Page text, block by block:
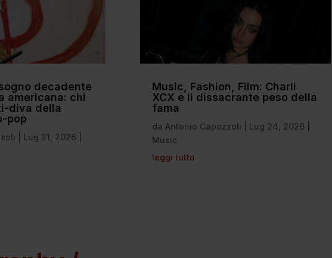
decadente
americana: chi
diva della
pop
Lug 31, 2026
Music, Fashion, Film: Charli
XCX e il dissacrante peso della
fama
da Antonio Capozzoli Lug 24, 2026
Music
leggi tutto